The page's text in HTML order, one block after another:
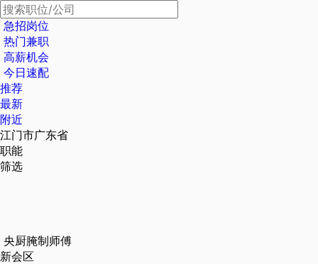
急招岗位
热门兼职
高薪机会
今日速配
推荐
最新
附近
江门市广东省
职能
筛选
央厨腌制师傅
新会区